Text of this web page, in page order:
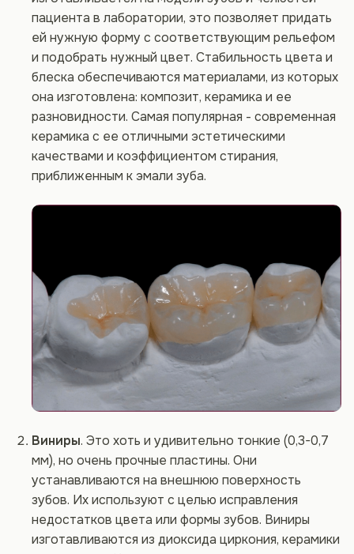
пациента в лаборатории, это позволяет придать
ей нужную форму с соответствующим рельефом
и подобрать нужный цвет. Стабильность цвета и
блеска обеспечиваются материалами, из которых
она изготовлена: композит, керамика и ее
разновидности. Самая популярная - современная
керамика с ее отличными эстетическими
качествами и коэффициентом стирания,
приближенным к эмали зуба.
Виниры. Это хоть и удивительно тонкие (0,3-0,7
мм), но очень прочные пластины. Они
устанавливаются на внешнюю поверхность
зубов. Их используют с целью исправления
недостатков цвета или формы зубов. Виниры
изготавливаются из диоксида циркония, керамики